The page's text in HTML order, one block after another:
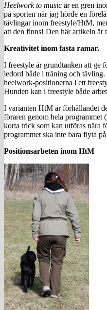
Heelwork to music är en gren
på sporten när jag hörde en
tävlingar inom freestyle/HtM,
att den finns! Den här artikeln är
Kreativitet inom fasta ramar.
I freestyle är grundtanken att ge
ledord både i träning och
heelwork-positionerna i ett
Hunden kan i freestyle både
I varianten HtM är förhållandet
föraren genom hela programmet
korta trick som kan utföras nära
programmet ska inte bara flyta
Positionsarbeten inom HtM